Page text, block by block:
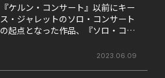
『ケルン・コンサート』以前にキー
ス・ジャレットのソロ・コンサート
の起点となった作品、『ソロ・コン
2023.06.09